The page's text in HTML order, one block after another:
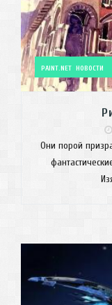
PAINT.NET НОВОСТИ
Они порой